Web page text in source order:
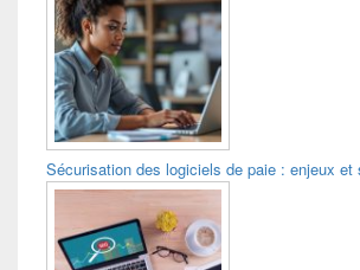
Sécurisation des logiciels de paie : enjeux et